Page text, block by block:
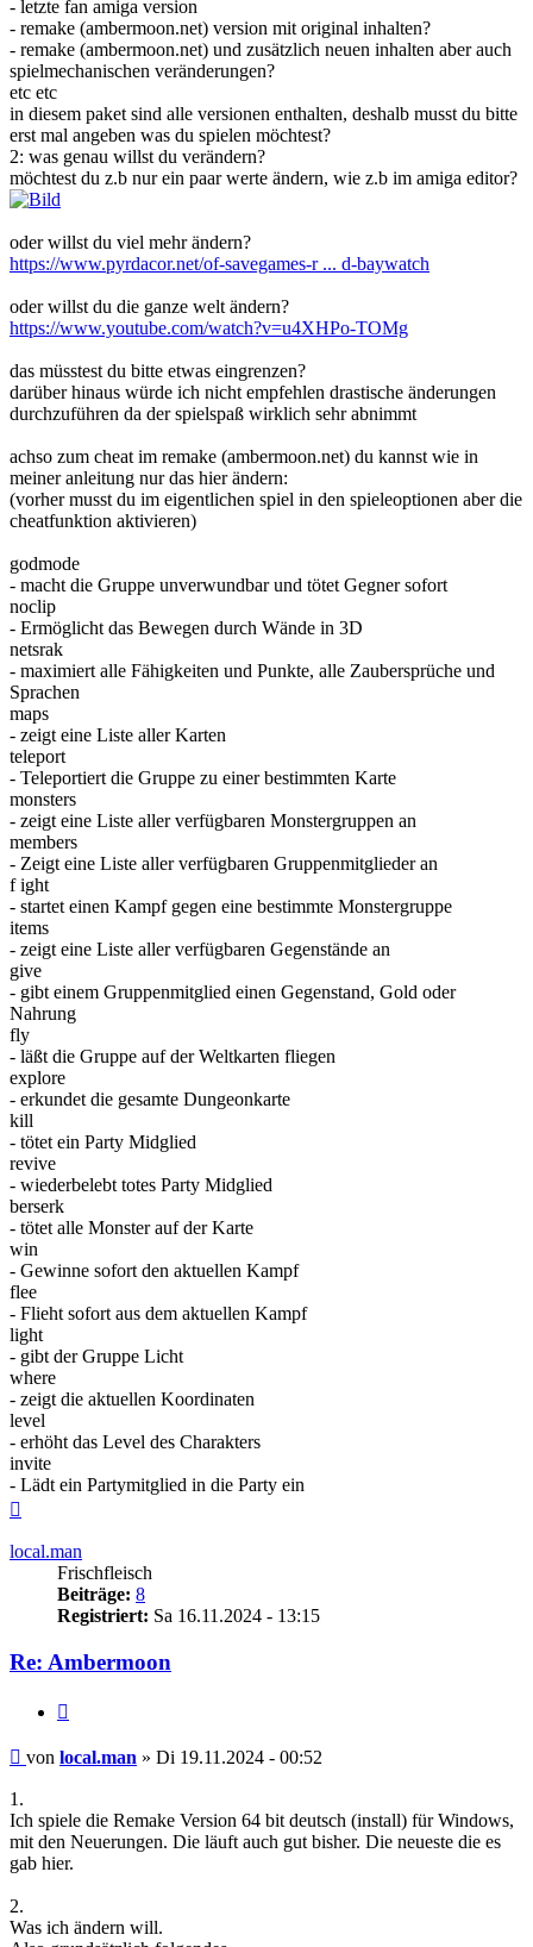
- letzte fan amiga version
- remake (ambermoon.net) version mit original inhalten?
- remake (ambermoon.net) und zusätzlich neuen inhalten aber auch
spielmechanischen veränderungen?
etc etc
in diesem paket sind alle versionen enthalten, deshalb musst du bitte
erst mal angeben was du spielen möchtest?
2: was genau willst du verändern?
möchtest du z.b nur ein paar werte ändern, wie z.b im amiga editor?
oder willst du viel mehr ändern?
https://www.pyrdacor.net/of-savegames-r ... d-baywatch
oder willst du die ganze welt ändern?
https://www.youtube.com/watch?v=u4XHPo-TOMg
das müsstest du bitte etwas eingrenzen?
darüber hinaus würde ich nicht empfehlen drastische änderungen
durchzuführen da der spielspaß wirklich sehr abnimmt
achso zum cheat im remake (ambermoon.net) du kannst wie in
meiner anleitung nur das hier ändern:
(vorher musst du im eigentlichen spiel in den spieleoptionen aber die
cheatfunktion aktivieren)
godmode
- macht die Gruppe unverwundbar und tötet Gegner sofort
noclip
- Ermöglicht das Bewegen durch Wände in 3D
netsrak
- maximiert alle Fähigkeiten und Punkte, alle Zaubersprüche und
Sprachen
maps
- zeigt eine Liste aller Karten
teleport
- Teleportiert die Gruppe zu einer bestimmten Karte
monsters
- zeigt eine Liste aller verfügbaren Monstergruppen an
members
- Zeigt eine Liste aller verfügbaren Gruppenmitglieder an
f ight
- startet einen Kampf gegen eine bestimmte Monstergruppe
items
- zeigt eine Liste aller verfügbaren Gegenstände an
give
- gibt einem Gruppenmitglied einen Gegenstand, Gold oder
Nahrung
fly
- läßt die Gruppe auf der Weltkarten fliegen
explore
- erkundet die gesamte Dungeonkarte
kill
- tötet ein Party Midglied
revive
- wiederbelebt totes Party Midglied
berserk
- tötet alle Monster auf der Karte
win
- Gewinne sofort den aktuellen Kampf
flee
- Flieht sofort aus dem aktuellen Kampf
light
- gibt der Gruppe Licht
where
- zeigt die aktuellen Koordinaten
level
- erhöht das Level des Charakters
invite
- Lädt ein Partymitglied in die Party ein
local.man
Frischfleisch
Beiträge: 8
Registriert: Sa 16.11.2024 - 13:15
Re: Ambermoon
Beitrag
von local.man » Di 19.11.2024 - 00:52
1.
Ich spiele die Remake Version 64 bit deutsch (install) für Windows,
mit den Neuerungen. Die läuft auch gut bisher. Die neueste die es
gab hier.
2.
Was ich ändern will.